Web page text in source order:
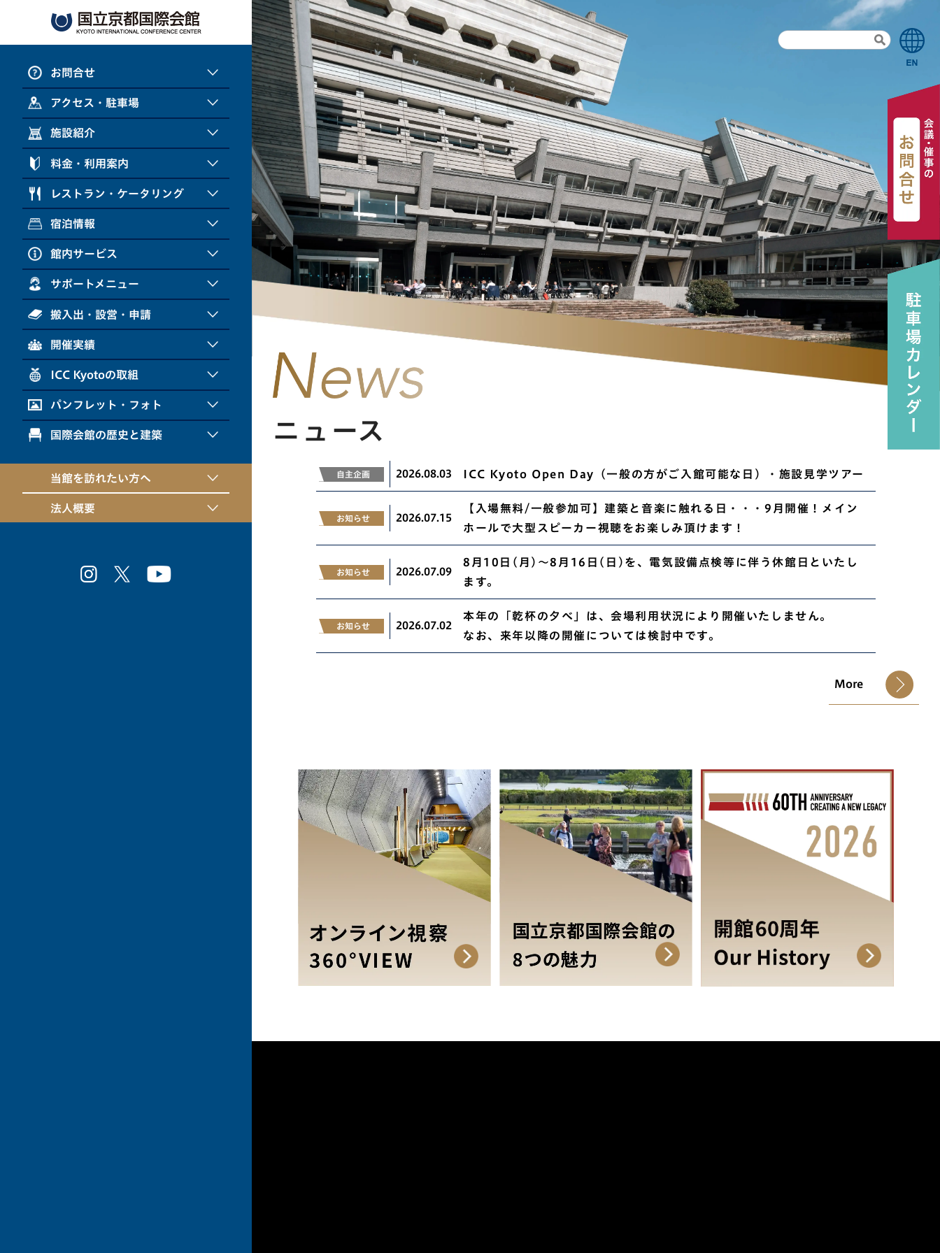
お問合せ
アクセス・駐車場
施設紹介
料金・利用案内
レストラン・ケータリング
宿泊情報
館内サービス
サポートメニュー
搬入出・設営・申請
開催実績
ICC Kyotoの取組
パンフレット・フォト
国際会館の歴史と建築
当館を訪れたい方へ
法人概要
ニュース
自主企画 2026.08.03 ICC Kyoto Open Day（一般の方がご入館可能な日）・施設見学ツアー
お知らせ 2026.07.15
【入場無料/一般参加可】建築と音楽に触れる日・・・9月開催！メイン
ホールで大型スピーカー視聴をお楽しみ頂けます！
お知らせ 2026.07.09
8月10日(月)～8月16日(日)を、電気設備点検等に伴う休館日といたし
ます。
お知らせ 2026.07.02
本年の「乾杯の夕べ」は、会場利用状況により開催いたしません。
なお、来年以降の開催については検討中です。
More